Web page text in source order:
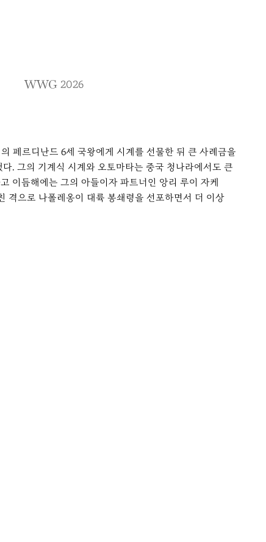
WWG2026
페르디난드 6세 국왕에게 시계를 선물한 뒤 큰 사례금을
. 그의 기계식 시계와 오토마타는 중국 청나라에서도 큰
이듬해에는 그의 아들이자 파트너인 앙리 루이 자케
격으로 나폴레옹이 대륙 봉쇄령을 선포하면서 더 이상